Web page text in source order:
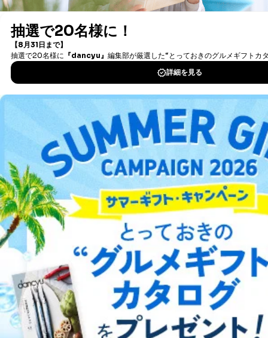
（内容の訂正、追加または削除）、利用停止等（「利用
に対応させていただいております。 当社顧客の皆様の
個人情報は「マイページ」にログインしていただくこと
で、訂正、追加、変更を行っていただくことが出来ま
す。マイページをご利用いただけない方、その他の方に
つきましては、下記Aをご覧ください。 また、ご登録い
ただいた個人情報のうち、市町村などの名称および郵便
番号、金融機関の名称あるいはクレジットカードの有効
期限など、商品のお届けやご請求を行う上で支障がある
情報に変更があった場合には、当社が登録情報を変更さ
せていただく場合があります。
A.開示等の求めの申し出先、提出していただく書面等
開示等の求めは、電話又は電子メールにて下記までお申
し付けください。開示等の求めに際して提出していただ
く書面等については、その際にご案内いたします。
■電話による場合
TEL:0570-200-223
株式会社富士山マガジンサービス 個人情報問い合わせ
係
受付時間：10:00～17:00（土、日、祝、年末年始休業）
■電子メールによる場合
e-mail：cs@fujisan.co.jp
B.開示等の対応に際して、以下記載の項目のうち2項目
以上での本人確認を実施させていただきます。
商品を購入された個人のお客様：氏名、住所、電話番
デジタル雑誌をご利用なら
最新号〜バックナンバーまで7000冊以上の雑誌
書籍）が無料で読み放題！
タダ読みサービスを楽しもう！
DOWNLOAD FOR IOS
DOWNLOAD FOR ANDROID
ご利用方法はこちら
総合案内
アフィリエイト 採用情報
プレスリリース お問い合わせ
プライバシーポリシー特定商取引法に基づく表示会社案内出版社の皆様へ